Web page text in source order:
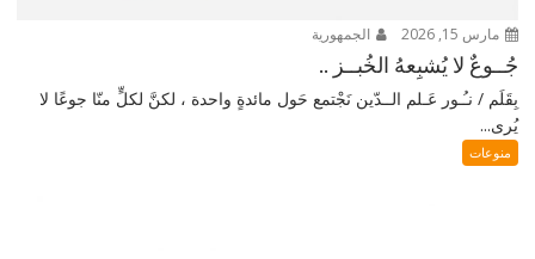
مارس 15, 2026 الجمهورية
جُــوعٌ لا يُشبِعهُ الخُبــز ..
بِقَلَم / نـُـور عَـلم الــدّين نَجْتمع حَول مائدةٍ واحدة ، لكنَّ لكلٍّ منّا جوعًا لا
يُرى...
منوعات